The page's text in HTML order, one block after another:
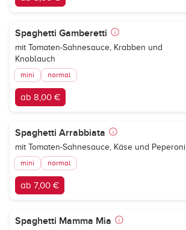
Spaghetti Gamberetti
mit Tomaten-Sahnesauce, Krabben und
Knoblauch
mini normal
ab 8,00 €
Spaghetti Arrabbiata
mit Tomaten-Sahnesauce, Käse und Peperoni
mini normal
ab 7,00 €
Spaghetti Mamma Mia